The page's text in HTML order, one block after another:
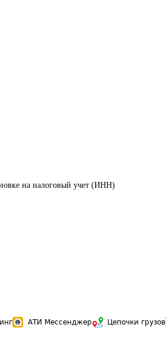
на налоговый учет (ИНН)
АТИ Мессенджер Цепочки грузов